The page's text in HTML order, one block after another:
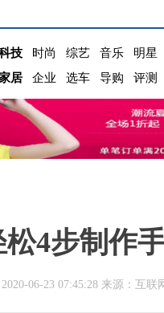
技 时尚 综艺 音乐 明星
居
企业 选车 导购 评测
4步制作
2020-06-23 07:45:28 来源：互联